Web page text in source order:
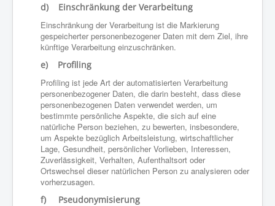
d) Einschränkung der Verarbeitung
Einschränkung der Verarbeitung ist die Markierung
gespeicherter personenbezogener Daten mit dem Ziel, ihre
künftige Verarbeitung einzuschränken.
e) Profiling
Profiling ist jede Art der automatisierten Verarbeitung
personenbezogener Daten, die darin besteht, dass diese
personenbezogenen Daten verwendet werden, um
bestimmte persönliche Aspekte, die sich auf eine
natürliche Person beziehen, zu bewerten, insbesondere,
um Aspekte bezüglich Arbeitsleistung, wirtschaftlicher
Lage, Gesundheit, persönlicher Vorlieben, Interessen,
Zuverlässigkeit, Verhalten, Aufenthaltsort oder
Ortswechsel dieser natürlichen Person zu analysieren oder
vorherzusagen.
f) Pseudonymisierung